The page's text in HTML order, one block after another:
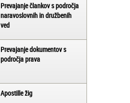
Prevajanje člankov s področja
naravoslovnih in družbenih
ved
Prevajanje dokumentov s
področja prava
Apostille žig